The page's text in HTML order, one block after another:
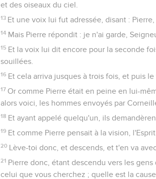
et des oiseaux du ciel.
13 Et une voix lui fut adressée, disant :
14 Mais Pierre répondit : je n'ai garde,
15 Et la voix lui dit encore pour la seconde
souillées.
16 Et cela arriva jusques à trois fois, et puis le
17 Or comme Pierre était en peine en lui-
alors voici, les hommes envoyés par
18 Et ayant appelé quelqu'un, ils
19 Et comme Pierre pensait à la vision,
20 Lève-toi donc, et descends, et t'en va
21 Pierre donc, étant descendu vers les
celui que vous cherchez ; quelle est la